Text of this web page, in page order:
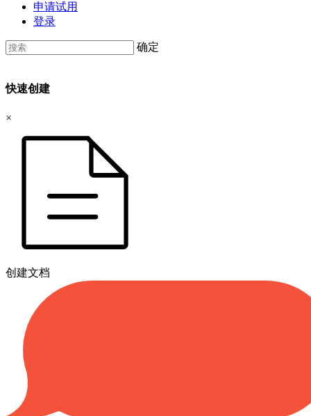
申请试用
登录
确定
快速创建
×
创建文档